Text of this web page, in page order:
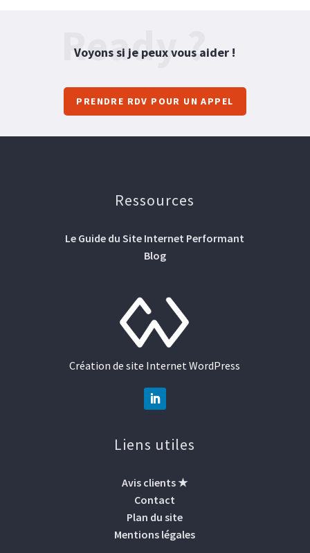
Voyons si je peux vous aider !
Ready ?
PRENDRE RDV POUR UN APPEL
Ressources
Le Guide du Site Internet Performant
Blog
Création de site Internet WordPress
Liens utiles
Avis clients ★
Contact
Plan du site
Mentions légales